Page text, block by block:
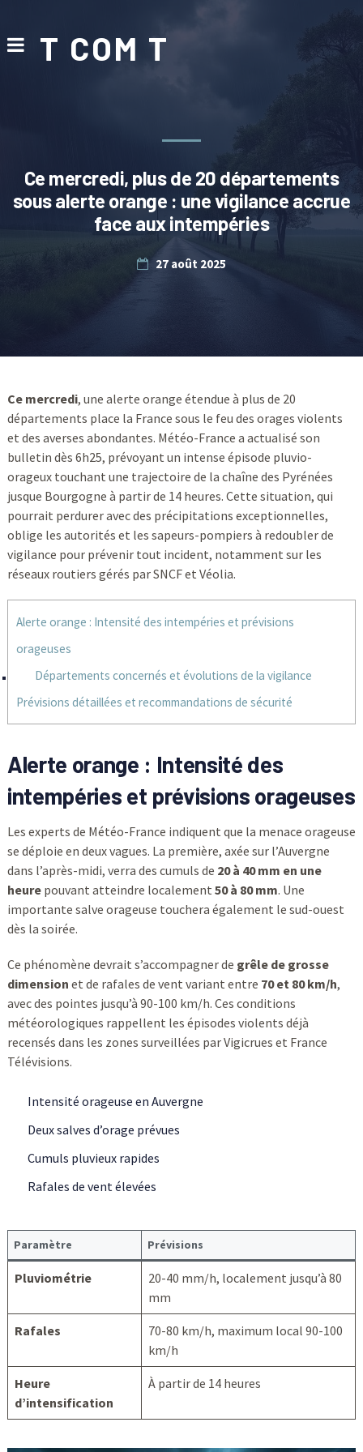
T COM T
Ce mercredi, plus de 20 départements
sous alerte orange : une vigilance accrue
face aux intempéries
27 août 2025
Ce mercredi, une alerte orange étendue à plus de 20
départements place la France sous le feu des orages violents
et des averses abondantes. Météo-France a actualisé son
bulletin dès 6h25, prévoyant un intense épisode pluvio-
orageux touchant une trajectoire de la chaîne des Pyrénées
jusque Bourgogne à partir de 14 heures. Cette situation, qui
pourrait perdurer avec des précipitations exceptionnelles,
oblige les autorités et les sapeurs-pompiers à redoubler de
vigilance pour prévenir tout incident, notamment sur les
réseaux routiers gérés par SNCF et Véolia.
Alerte orange : Intensité des intempéries et prévisions
orageuses
Départements concernés et évolutions de la vigilance
Prévisions détaillées et recommandations de sécurité
Alerte orange : Intensité des
intempéries et prévisions orageuses
Les experts de Météo-France indiquent que la menace orageuse
se déploie en deux vagues. La première, axée sur l’Auvergne
dans l’après-midi, verra des cumuls de 20 à 40 mm en une
heurepouvant atteindre localement 50 à 80 mm. Une
importante salve orageuse touchera également le sud-ouest
dès la soirée.
Ce phénomène devrait s’accompagner de grêle de grosse
dimension et de rafales de vent variant entre 70 et 80 km/h,
avec des pointes jusqu’à 90-100 km/h. Ces conditions
météorologiques rappellent les épisodes violents déjà
recensés dans les zones surveillées par Vigicrues et France
Télévisions.
Intensité orageuse en Auvergne
Deux salves d’orage prévues
Cumuls pluvieux rapides
Rafales de vent élevées
Paramètre Prévisions
Pluviométrie
20-40 mm/h, localement jusqu’à 80
mm
Rafales
70-80 km/h, maximum local 90-100
km/h
Heure
d’intensification
À partir de 14 heures